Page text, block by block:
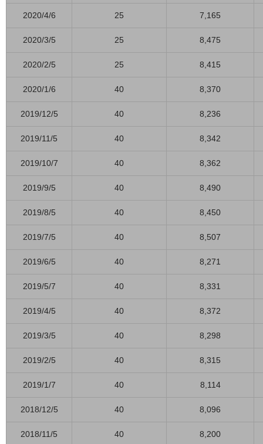
2020/4/6 25 7,165
2020/3/5 25 8,475
2020/2/5 25 8,415
2020/1/6 40 8,370
2019/12/5 40 8,236
2019/11/5 40 8,342
2019/10/7 40 8,362
2019/9/5 40 8,490
2019/8/5 40 8,450
2019/7/5 40 8,507
2019/6/5 40 8,271
2019/5/7 40 8,331
2019/4/5 40 8,372
2019/3/5 40 8,298
2019/2/5 40 8,315
2019/1/7 40 8,114
2018/12/5 40 8,096
2018/11/5 40 8,200